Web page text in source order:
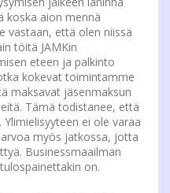
koska aion mennä
vastaan, että olen niissä
töitä JAMKin
eteen ja palkinto
kokevat toimintamme
maksavat jäsenmaksun
Tämä todistanee, että
ei ole varaa
myös jatkossa, jotta
Businessmaailman
on.